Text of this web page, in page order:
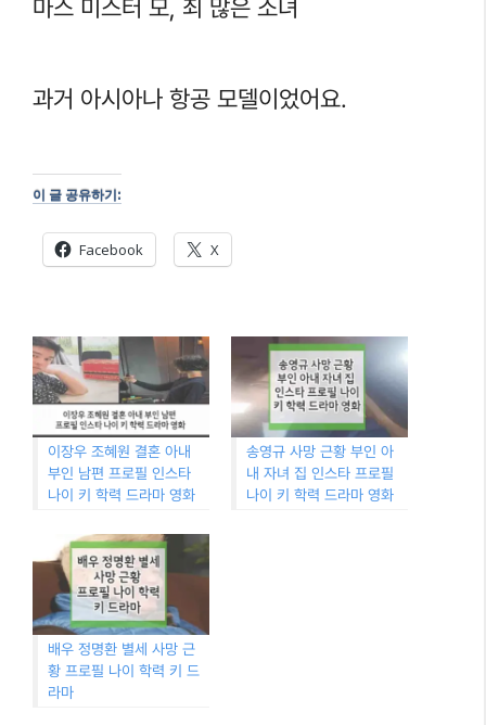
마스 미스터 모, 죄 많은 소녀
과거 아시아나 항공 모델이었어요.
이 글 공유하기:
Facebook X
이장우 조혜원 결혼 아내
부인 남편 프로필 인스타
나이 키 학력 드라마 영화
송영규 사망 근황 부인 아
내 자녀 집 인스타 프로필
나이 키 학력 드라마 영화
배우 정명환 별세 사망 근
황 프로필 나이 학력 키 드
라마